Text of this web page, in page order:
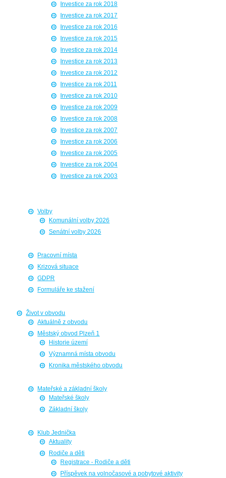
Investice za rok 2018
Investice za rok 2017
Investice za rok 2016
Investice za rok 2015
Investice za rok 2014
Investice za rok 2013
Investice za rok 2012
Investice za rok 2011
Investice za rok 2010
Investice za rok 2009
Investice za rok 2008
Investice za rok 2007
Investice za rok 2006
Investice za rok 2005
Investice za rok 2004
Investice za rok 2003
Volby
Komunální volby 2026
Senátní volby 2026
Pracovní místa
Krizová situace
GDPR
Formuláře ke stažení
Život v obvodu
Aktuálně z obvodu
Městský obvod Plzeň 1
Historie území
Významná místa obvodu
Kronika městského obvodu
Mateřské a základní školy
Mateřské školy
Základní školy
Klub Jednička
Aktuality
Rodiče a děti
Registrace - Rodiče a děti
Příspěvek na volnočasové a pobytové aktivity